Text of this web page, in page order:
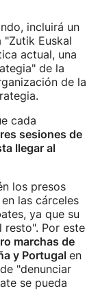
incluirá un
Euskal
actual, una
de la
de la
cada
sesiones de
llegar al
los presos
las cárceles
ya que su
Por este
marchas de
y Portugal en
"denunciar
se pueda